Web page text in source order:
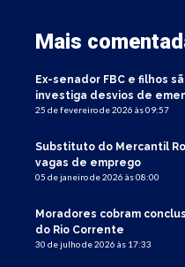
Mais
Ex-senador FBC e filhos
investiga desvios de
25 de fevereiro de 2026 às 09:57
Substituto do Mercantil
vagas de emprego
05 de janeiro de 2026 às 08:00
Moradores cobram
do Rio Corrente
30 de julho de 2026 às 17:33